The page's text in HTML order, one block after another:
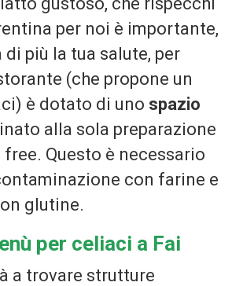
per noi è importante,
di più la tua salute, per
(che propone un
è dotato di uno spazio
alla sola preparazione
Questo è necessario
con farine e
glutine.
per celiaci a Fai
a trovare strutture